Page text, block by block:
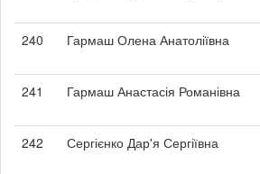
240
Гармаш Олена Анатоліївна
241
Гармаш Анастасія Романівна
242
Сергієнко Дар'я Сергіївна